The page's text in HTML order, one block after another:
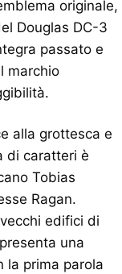
originale,
Douglas DC-3
passato e
marchio
alla grottesca e
di caratteri è
Tobias
Ragan.
edifici di
una
la prima parola